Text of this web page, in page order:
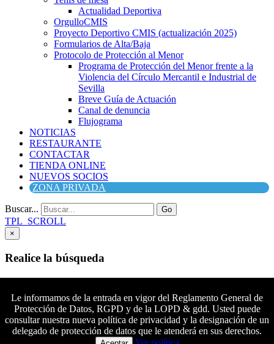
Actualidad Deportiva
OrgulloCMIS
Proyecto Deportivo CMIS (actualización 2025)
Formularios de Alta/Baja
Protocolo de Protección al Menor
Programa de Protección del Menor frente a la
Violencia del Círculo Mercantil e Industrial de
Sevilla
Breve Guía de Actuación
Canal de denuncia
Flujograma
NOTICIAS
RESTAURANTE
CONTACTAR
TIENDA ONLINE
NUEVOS SOCIOS
ZONA PRIVADA
Buscar... Go
TPL_SCROLL
×
Realice la búsqueda
Buscar
Síguenos en Facebook
Síguenos en Twitter
Síguenos en YouTubeColaboradores principales
Le informamos de la entrada en vigor del Reglamento General de
Protección de Datos, RGPD y de la LOPD & gdd. Usted puede
consultar nuestra nueva política de privacidad y la designación de un
delegado de protección de datos que le atenderá en sus derechos.